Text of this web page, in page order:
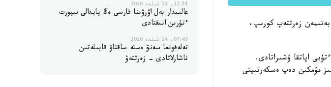
زەرتتەپ كورىپ،
اپاتقا ۇشىراتادى.
مۇمكىن دەپ ەسكەرتىپتى
12:54, 24 شىلدە 2026
عالىمدار بەل اۋرۋىنا قارسى ەڭ پايدالى سپورت
ءتۇرىن انىقتادى
07:43, 24 شىلدە 2026
تەلەفونعا سەنۋ ەستە ساقتاۋ قابىلەتىن
ناشارلاتادى - زەرتتەۋ